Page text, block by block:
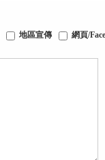
地區宣傳 網頁/